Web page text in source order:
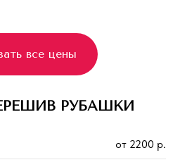
все цены
РУБАШКИ
от 2200 р.